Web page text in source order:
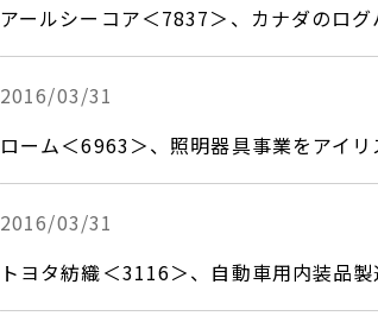
2009年
2008年
2007年
アールシーコア＜7837＞、カナダのロ
2016/03/31
ローム＜6963＞、照明器具事業をアイ
2016/03/31
トヨタ紡織＜3116＞、自動車用内装品